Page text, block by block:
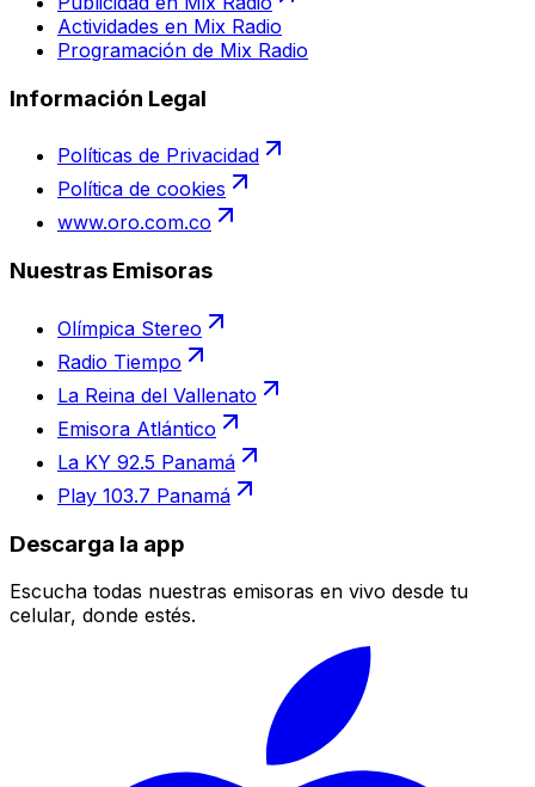
Actividades en Mix Radio
Programación de Mix Radio
Información Legal
Políticas de Privacidad
Política de cookies
www.oro.com.co
Nuestras Emisoras
Olímpica Stereo
Radio Tiempo
La Reina del Vallenato
Emisora Atlántico
La KY 92.5 Panamá
Play 103.7 Panamá
Descarga la app
Escucha todas nuestras emisoras en vivo desde tu
celular, donde estés.